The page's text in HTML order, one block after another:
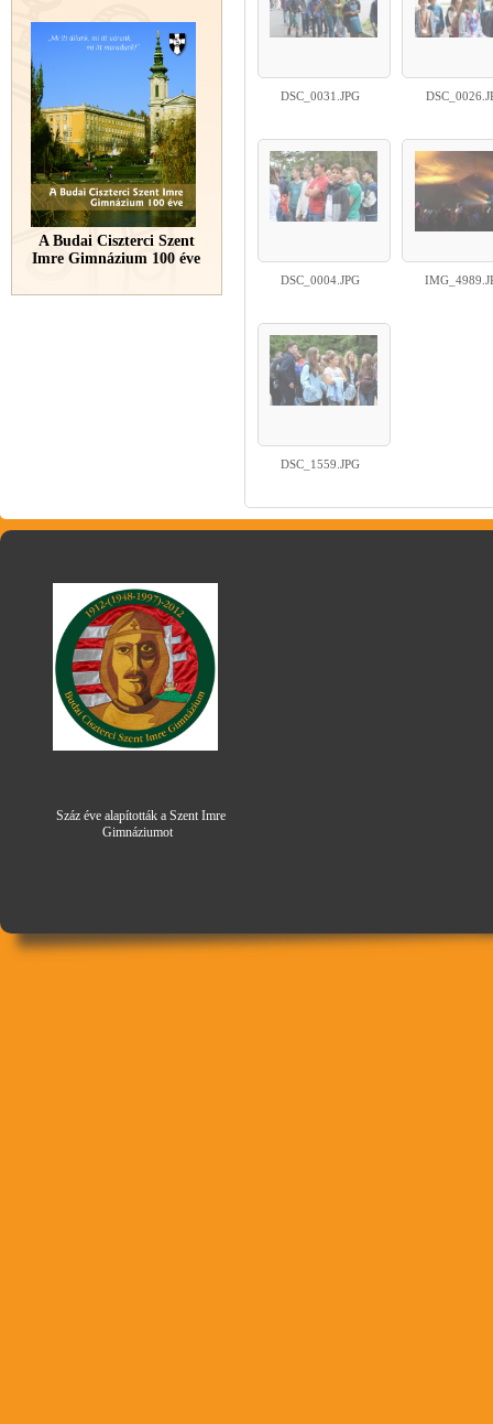
A Budai Ciszterci Szent
Imre Gimnázium 100 éve
DSC_0031.JPG
DSC_0004.JPG
DSC_1559.JPG
Száz éve alapították a Szent Imre
Gimnáziumot